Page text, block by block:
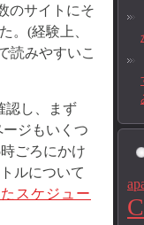
のサイトにそ
。(経験上、
読みやすいこ
認し、まず
ジもいくつ
ごろにかけ
ルについて
スケジュー